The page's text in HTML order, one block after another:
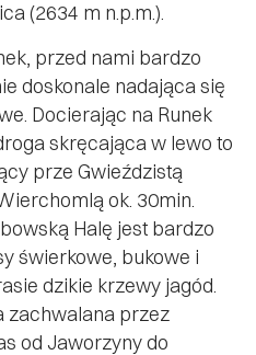
(2634 m n.p.m.).
przed nami bardzo
doskonale nadająca się
Docierając na Runek
skręcająca w lewo to
prze Gwieździstą
ok. 30min.
Halę jest bardzo
świerkowe, bukowe i
dzikie krzewy jagód.
zachwalana przez
od Jaworzyny do